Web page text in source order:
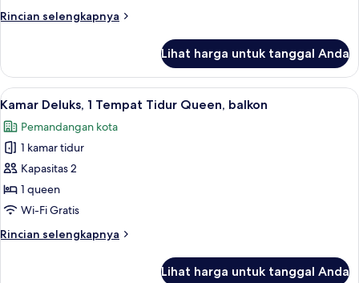
Tidur
Rincian selengkapnya
Rincian
Kamar
Deluks,
1
Tidur
Queen
Lihat harga untuk tanggal Anda
Lihat
semua
foto
untuk
Kamar
Deluks,
1
Tidur
Kamar Deluks, 1 Tempat Tidur
2
Kamar Deluks, 1 Tempat Tidur Queen, balkon
Pemandangan kota
1 kamar tidur
Kapasitas 2
1 queen
Wi-Fi Gratis
Rincian selengkapnya
Rincian
Lihat harga untuk tanggal Anda